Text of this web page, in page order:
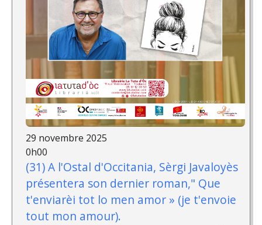
29 novembre 2025
0h00
(31) A l'Ostal d'Occitania, Sèrgi Javaloyès
présentera son dernier roman," Que
t'enviarèi tot lo men amor » (je t'envoie
tout mon amour).